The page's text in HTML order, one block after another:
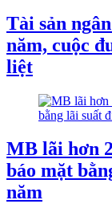
Tài sản
năm, cuộc
liệt
MB lãi hơn
báo mặt
năm